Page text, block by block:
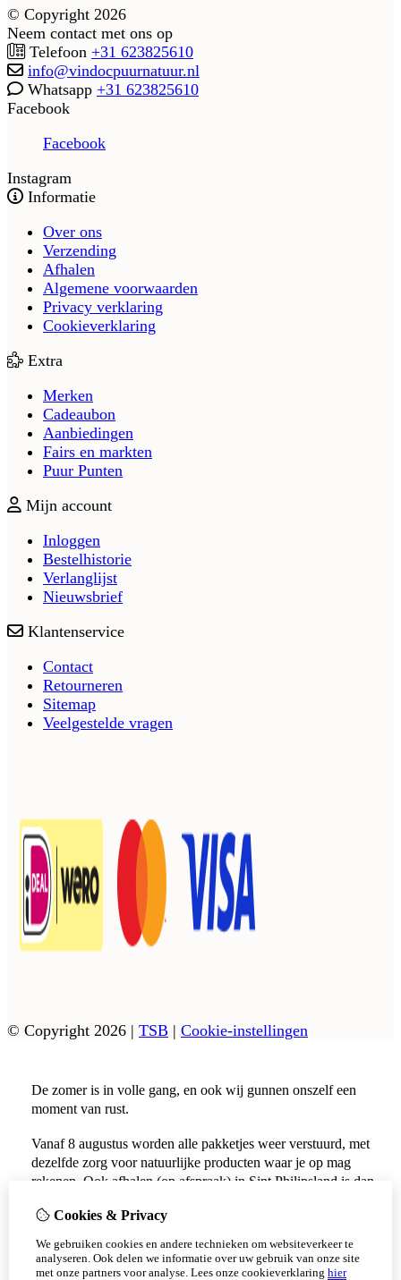
© Copyright 2026
Neem contact met ons op
Telefoon +31 623825610
info@vindocpuurnatuur.nl
Whatsapp +31 623825610
Facebook
Facebook
Instagram
Informatie
Over ons
Verzending
Afhalen
Algemene voorwaarden
Privacy verklaring
Cookieverklaring
Extra
Merken
Cadeaubon
Aanbiedingen
Fairs en markten
Puur Punten
Mijn account
Inloggen
Bestelhistorie
Verlanglijst
Nieuwsbrief
Klantenservice
Contact
Retourneren
Sitemap
Veelgestelde vragen
© Copyright 2026 | TSB | Cookie-instellingen
Cookies & Privacy
We gebruiken cookies en andere technieken om websiteverkeer te
analyseren. Ook delen we informatie over uw gebruik van onze site
met onze partners voor analyse. Lees onze cookieverklaring hier
De zomer is in volle gang, en ook wij gunnen onszelf een
moment van rust.
Vanaf 8 augustus worden alle pakketjes weer verstuurd, met
dezelfde zorg voor natuurlijke producten waar je op mag
rekenen. Ook afhalen (op afspraak) in Sint Philipsland is dan
Vanaf 17 augustus zijn alle afhaalpunten (Tholen en
Scherpenisse) weer geopend.